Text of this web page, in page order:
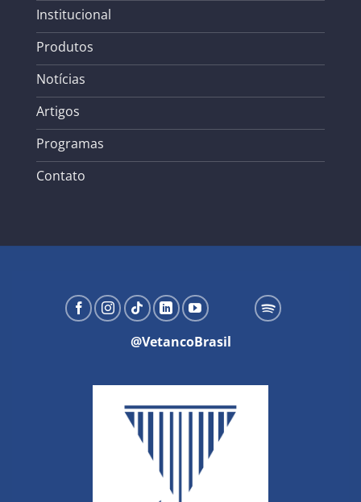
Institucional
Produtos
Notícias
Artigos
Programas
Contato
@VetancoBrasil